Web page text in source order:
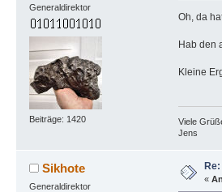
Generaldirektor
Beiträge: 1420
Oh, da
Hab den
Kleine
Viele
Jens
Sikhote
Generaldirektor
«